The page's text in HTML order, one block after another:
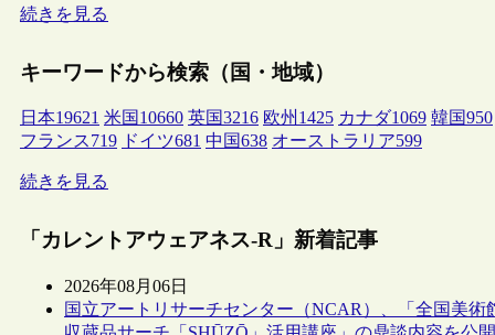
続きを見る
キーワードから検索（国・地域）
日本19621 米国 10660 英国3216 欧州 1425 カナダ1069 韓国950
フランス719 ドイツ681 中国638 オーストラリア599
続きを見る
「カレントアウェアネス-R」新着記事
2026年08月06日
国立アートリサーチセンター（NCAR）、「全国美術